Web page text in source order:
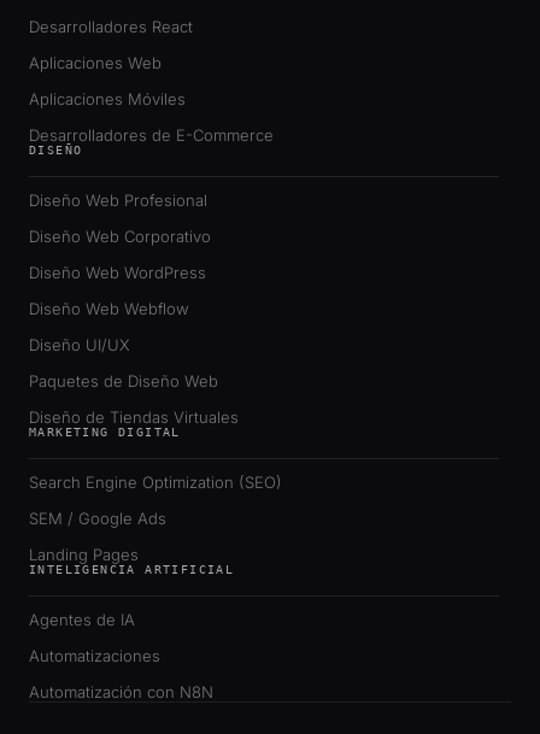
Desarrolladores React
Aplicaciones Web
Aplicaciones Móviles
Desarrolladores de E-Commerce
DISEÑO
Diseño Web Profesional
Diseño Web Corporativo
Diseño Web WordPress
Diseño Web Webflow
Diseño UI/UX
Paquetes de Diseño Web
Diseño de Tiendas Virtuales
MARKETING DIGITAL
Search Engine Optimization (SEO)
SEM / Google Ads
Landing Pages
INTELIGENCIA ARTIFICIAL
Agentes de IA
Automatizaciones
Automatización con N8N